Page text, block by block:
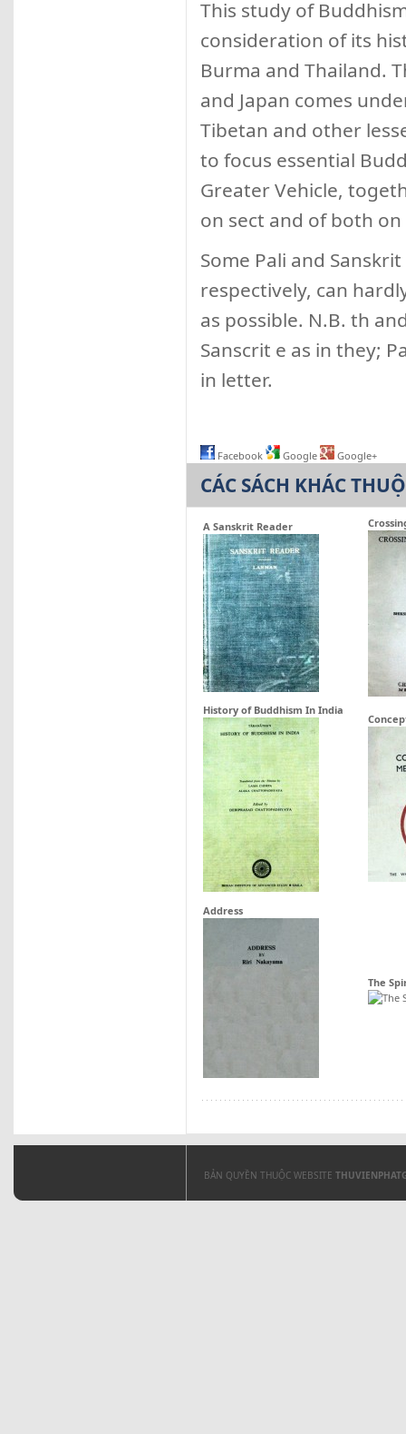
This study of
consideration of its
Burma and Thailand.
and Japan comes
Tibetan and other
to focus essential
Greater Vehicle,
on sect and of both
Some Pali and
respectively, can
as possible. N.B. th
Sanscrit e as in they;
in letter.
Facebook Google Google+
CÁC SÁCH KHÁC
A Sanskrit Reader
History of Buddhism In India
Address
The
BẢN QUYỀN THUỘC WEBSITE